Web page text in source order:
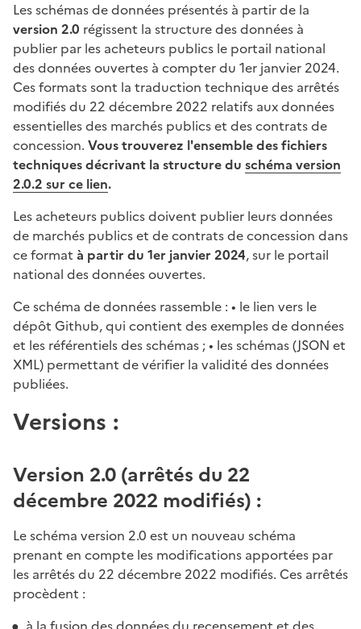
Les schémas de données présentés à partir de la
version 2.0 régissent la structure des données à
publier par les acheteurs publics le portail national
des données ouvertes à compter du 1er janvier 2024.
Ces formats sont la traduction technique des arrêtés
modifiés du 22 décembre 2022 relatifs aux données
essentielles des marchés publics et des contrats de
concession. Vous trouverez l'ensemble des fichiers
techniques décrivant la structure du schéma version
2.0.2 sur ce lien.
Les acheteurs publics doivent publier leurs données
de marchés publics et de contrats de concession dans
ce format à partir du 1er janvier 2024, sur le portail
national des données ouvertes.
Ce schéma de données rassemble : • le lien vers le
dépôt Github, qui contient des exemples de données
et les référentiels des schémas ; • les schémas (JSON et
XML) permettant de vérifier la validité des données
publiées.
Versions :
Version 2.0 (arrêtés du 22
décembre 2022 modifiés) :
Le schéma version 2.0 est un nouveau schéma
prenant en compte les modifications apportées par
les arrêtés du 22 décembre 2022 modifiés. Ces arrêtés
procèdent :
à la fusion des données du recensement et des